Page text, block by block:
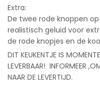
Extra:
De twee rode knoppen
realistisch geluid voor
de rode knopjes en de
DIT KEUKENTJE IS
LEVERBAAR! INFORMEER
NAAR DE LEVERTIJD.